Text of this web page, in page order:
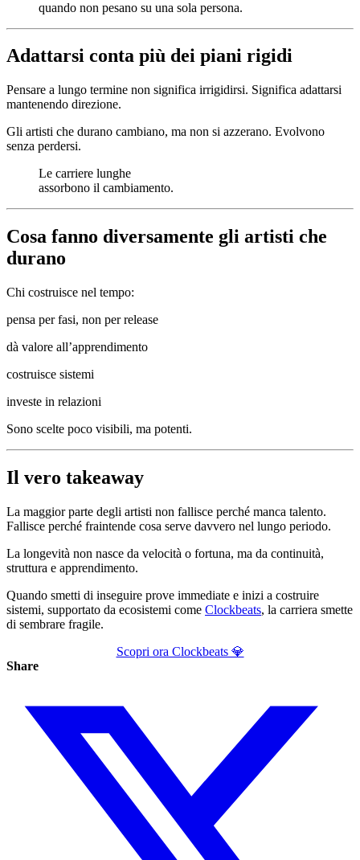
quando non pesano su una sola persona.
Adattarsi conta più dei piani rigidi
Pensare a lungo termine non significa irrigidirsi. Significa adattarsi
mantenendo direzione.
Gli artisti che durano cambiano, ma non si azzerano. Evolvono
senza perdersi.
Le carriere lunghe
assorbono il cambiamento.
Cosa fanno diversamente gli artisti che
durano
Chi costruisce nel tempo:
pensa per fasi, non per release
dà valore all’apprendimento
costruisce sistemi
investe in relazioni
Sono scelte poco visibili, ma potenti.
Il vero takeaway
La maggior parte degli artisti non fallisce perché manca talento.
Fallisce perché fraintende cosa serve davvero nel lungo periodo.
La longevità non nasce da velocità o fortuna, ma da continuità,
struttura e apprendimento.
Quando smetti di inseguire prove immediate e inizi a costruire
sistemi, supportato da ecosistemi come Clockbeats, la carriera smette
di sembrare fragile.
Scopri ora Clockbeats 💎
Share